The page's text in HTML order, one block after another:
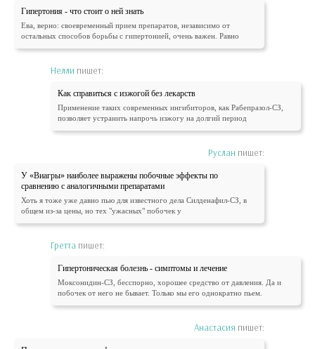
Гипертония - что стоит о ней знать
Ева, верно: своевременный прием препаратов, независимо от
остальных способов борьбы с гипертонией, очень важен. Равно
Нелли пишет:
Как справиться с изжогой без лекарств
Применение таких современных ингибиторов, как Рабепразол-СЗ,
позволяет устранить напрочь изжогу на долгий период
Руслан пишет:
У «Виагры» наиболее выражены побочные эффекты по
сравнению с аналогичными препаратами
Хоть я тоже уже давно пью для известного дела Силденафил-СЗ, в
общем из-за цены, но тех "ужасных" побочек у
Гретта пишет:
Гипертоническая болезнь - симптомы и лечение
Моксонидин-СЗ, бесспорно, хорошее средство от давления. Да и
побочек от него не бывает. Только мы его однократно пьем.
Анастасия пишет: